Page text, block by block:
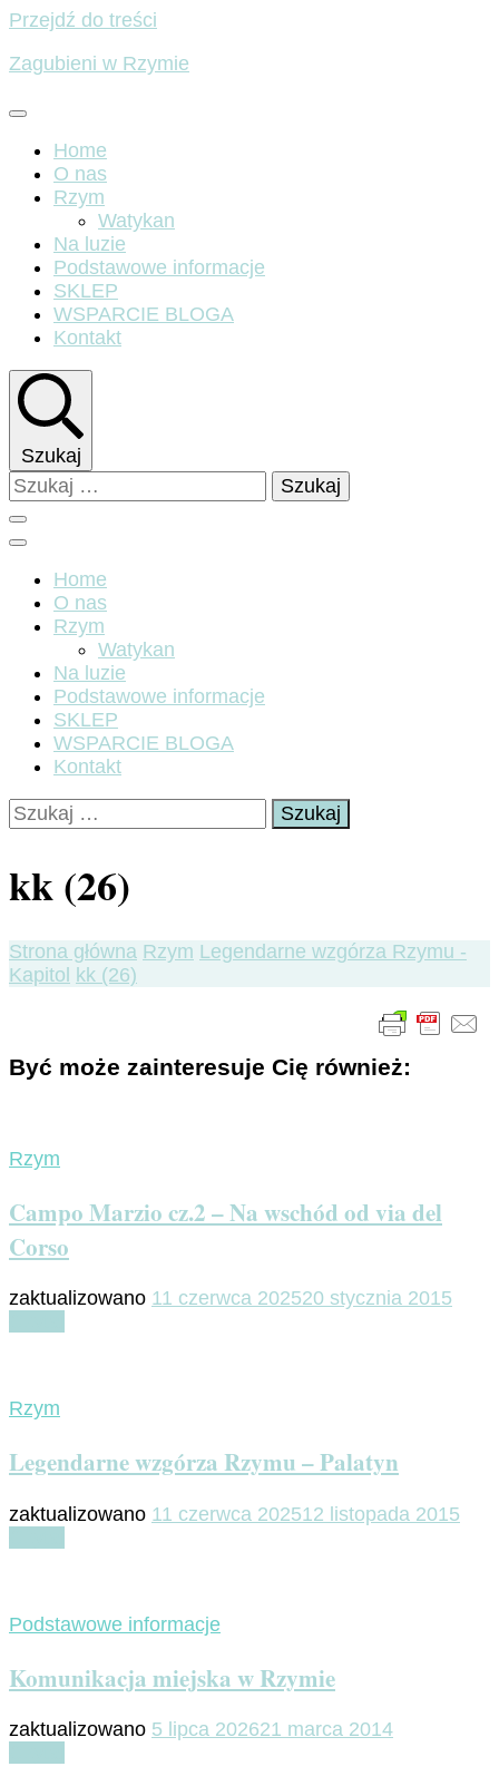
Przejdź do treści
Zagubieni w Rzymie
Home
O nas
Rzym
Watykan
Na luzie
Podstawowe informacje
SKLEP
WSPARCIE BLOGA
Kontakt
Szukaj
Szukaj:
Home
O nas
Rzym
Watykan
Na luzie
Podstawowe informacje
SKLEP
WSPARCIE BLOGA
Kontakt
Szukaj:
kk (26)
Strona główna Rzym Legendarne wzgórza Rzymu -
Kapitol
kk (26)
Być może zainteresuje Cię również:
Rzym
Campo Marzio cz.2 – Na wschód od via del
Corso
zaktualizowano 11 czerwca 202520 stycznia 2015
Rzym
Legendarne wzgórza Rzymu – Palatyn
zaktualizowano 11 czerwca 202512 listopada 2015
Podstawowe informacje
Komunikacja miejska w Rzymie
zaktualizowano 5 lipca 202621 marca 2014